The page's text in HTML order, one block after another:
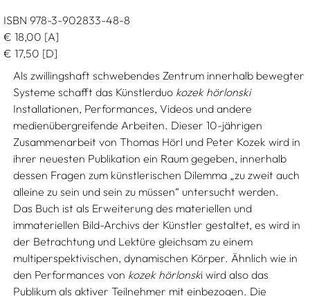
ISBN 978-3-902833-48-8
€ 18,00 [A]
€ 17,50 [D]
Als zwillingshaft schwebendes Zentrum innerhalb bewegter
Systeme schafft das Künstlerduo kozek hörlonski
Installationen, Performances, Videos und andere
medienübergreifende Arbeiten. Dieser 10-jährigen
Zusammenarbeit von Thomas Hörl und Peter Kozek wird in
ihrer neuesten Publikation ein Raum gegeben, innerhalb
dessen Fragen zum künstlerischen Dilemma „zu zweit auch
alleine zu sein und sein zu müssen“ untersucht werden.
Das Buch ist als Erweiterung des materiellen und
immateriellen Bild-Archivs der Künstler gestaltet, es wird in
der Betrachtung und Lektüre gleichsam zu einem
multiperspektivischen, dynamischen Körper. Ähnlich wie in
den Performances von kozek hörlonski wird also das
Publikum als aktiver Teilnehmer mit einbezogen. Die